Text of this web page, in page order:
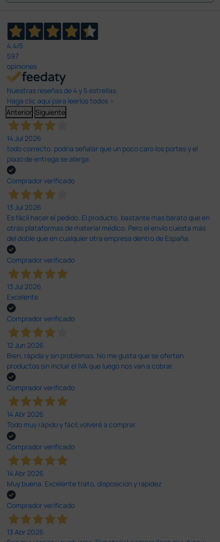
4,4/5
597
opiniones
Nuestras reseñas de 4 y 5 estrellas.
Haga clic aquí para leerlos todos >
Anterior Siguiente
14 Jul 2026
todo correcto. podria señalar que un poco caro los portes y el
plazo de entrega se alarga.
Comprador verificado
13 Jul 2026
Es fácil hacer el pedido. El producto, bastante mas barato que en
otras plataformas de material médico. Pero el envío cuesta más
del doble que en cualquier otra empresa dentro de España.
Comprador verificado
13 Jul 2026
Excelente
Comprador verificado
12 Jun 2026
Bien, rápida y sin problemas. No me gusta que se oferten
productos sin incluir el IVA que luego nos van a cobrar.
Comprador verificado
14 Abr 2026
Todo muy rápido y fácil,volveré a comprar.
Comprador verificado
14 Abr 2026
Muy buena. Excelente trato, disposición y rapidez
Comprador verificado
13 Abr 2026